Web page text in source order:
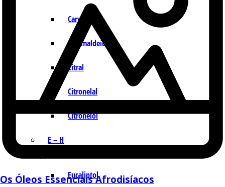
Carvona
Cinamaldeído
Citral
Citronelal
Citronelol
E – H
Eucaliptol
Os Óleos Essenciais Afrodisíacos